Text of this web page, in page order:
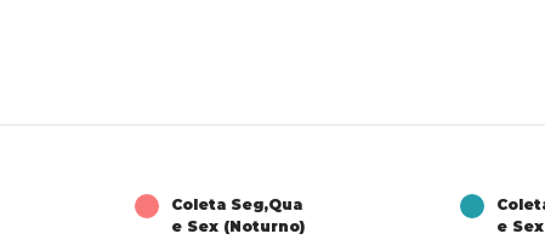
Coleta Seg,Qua
e Sex (Noturno)
e